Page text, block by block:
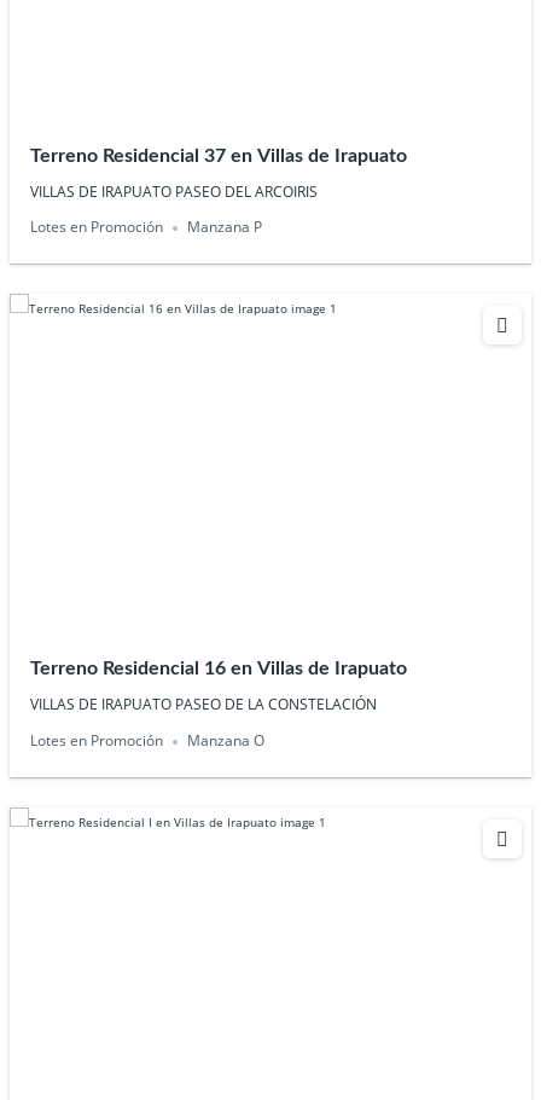
Terreno Residencial 37 en Villas de Irapuato
VILLAS DE IRAPUATO PASEO DEL ARCOIRIS
Lotes en Promoción
Manzana P
Terreno Residencial 16 en Villas de Irapuato
VILLAS DE IRAPUATO PASEO DE LA CONSTELACIÓN
Lotes en Promoción
Manzana O